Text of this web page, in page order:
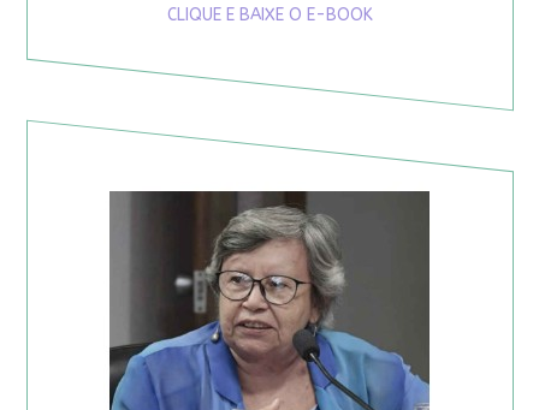
CLIQUE E BAIXE O E-BOOK